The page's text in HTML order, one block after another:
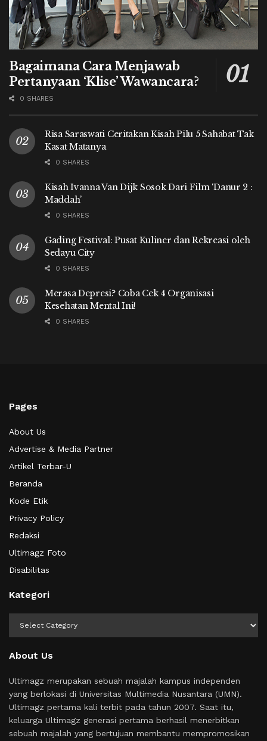
Bagaimana Cara Menjawab
Pertanyaan ‘Klise’ Wawancara?
0 SHARES
Risa Saraswati Ceritakan Kisah Pilu 5 Sahabat Tak
Kasat Matanya
0 SHARES
Kisah Ivanna Van Dijk Sosok Dari Film ‘Danur 2 :
Maddah’
0 SHARES
Gading Festival: Pusat Kuliner dan Rekreasi oleh
Sedayu City
0 SHARES
Merasa Depresi? Coba Cek 4 Organisasi
Kesehatan Mental Ini!
0 SHARES
Pages
About Us
Advertise & Media Partner
Artikel Terbar-U
Beranda
Kode Etik
Privacy Policy
Redaksi
Ultimagz Foto
Disabilitas
Kategori
About Us
Ultimagz merupakan sebuah majalah kampus independen
yang berlokasi di Universitas Multimedia Nusantara (UMN).
Ultimagz pertama kali terbit pada tahun 2007. Saat itu,
keluarga Ultimagz generasi pertama berhasil menerbitkan
sebuah majalah yang bertujuan membantu mempromosikan